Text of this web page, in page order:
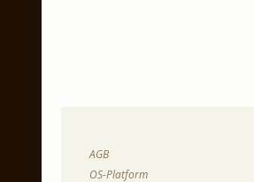
AGB
OS-Platform